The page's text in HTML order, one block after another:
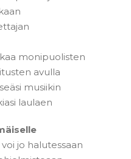
monipuolisten
avulla
musiikin
laulaen
voi jo halutessaan